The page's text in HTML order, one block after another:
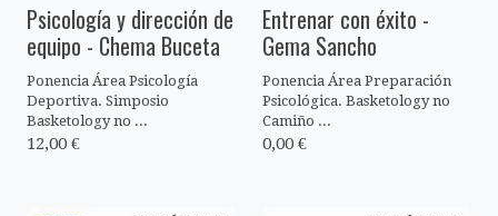
Psicología y dirección de
equipo - Chema Buceta
Ponencia Área Psicología
Deportiva. Simposio
Basketology no ...
12,00 €
Entrenar con éxito -
Gema Sancho
Ponencia Área Preparación
Psicológica. Basketology no
Camiño ...
0,00 €